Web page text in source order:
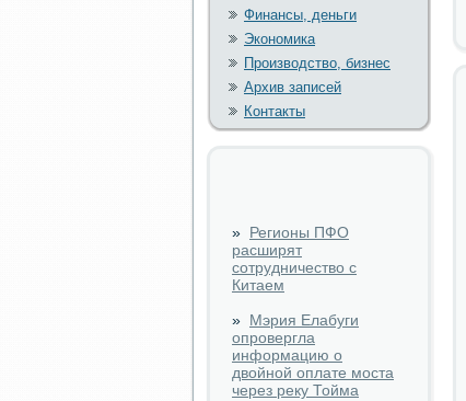
Финансы, деньги
Экономика
Производство, бизнес
Архив записей
Контакты
» Регионы ПФО
расширят
сотрудничество с
Китаем
» Мэрия Елабуги
опровергла
информацию о
двойной оплате моста
через реку Тойма